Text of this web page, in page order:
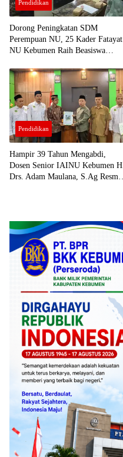
Pendidikan
Dorong Peningkatan SDM
Perempuan NU, 25 Kader Fatayat
NU Kebumen Raih Beasiswa
Pendidikan
Hampir 39 Tahun Mengabdi,
Dosen Senior IAINU Kebumen H.
Drs. Adam Maulana, S.Ag Resmi